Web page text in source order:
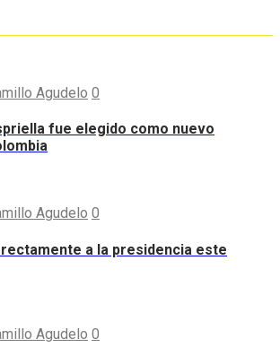
Agudelo 0
fue elegido como nuevo
Agudelo 0
a la presidencia este
Agudelo 0